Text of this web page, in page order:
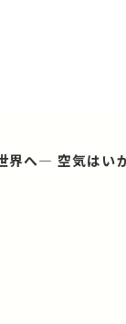
界へ― 空気はい